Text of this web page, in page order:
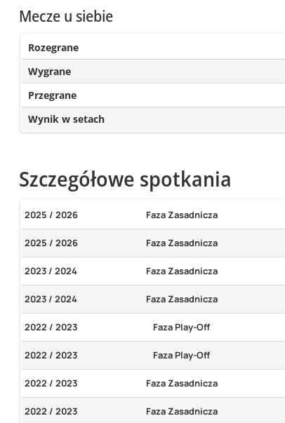
Mecze u siebie
Rozegrane
Wygrane
Przegrane
Wynik w setach
Szczegółowe spotkania
2025 / 2026 Faza Zasadnicza
2025 / 2026 Faza Zasadnicza
2023 / 2024 Faza Zasadnicza
2023 / 2024 Faza Zasadnicza
2022 / 2023 Faza Play-Off
2022 / 2023 Faza Play-Off
2022 / 2023 Faza Zasadnicza
2022 / 2023 Faza Zasadnicza